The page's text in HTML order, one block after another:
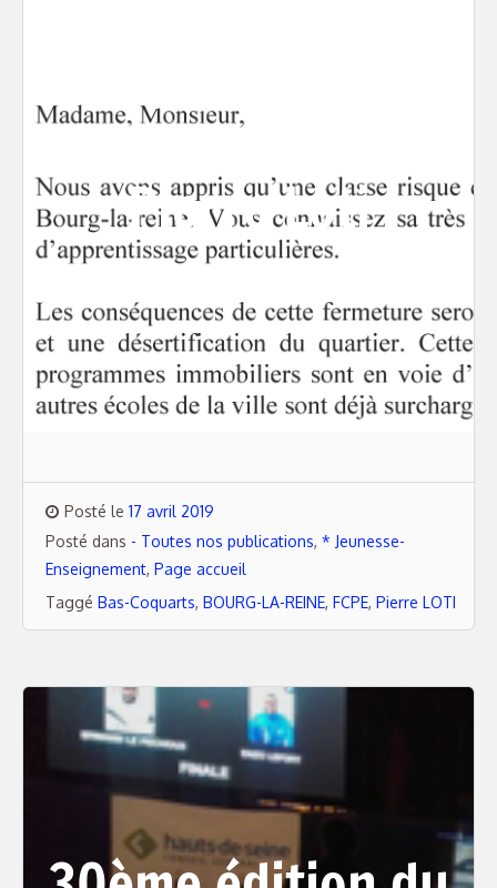
écoles Bas-
Coquarts et
Pierre Loti
Posté le 17 avril 2019
Posté dans - Toutes nos publications, * Jeunesse-
Enseignement, Page accueil
Taggé Bas-Coquarts, BOURG-LA-REINE, FCPE, Pierre LOTI